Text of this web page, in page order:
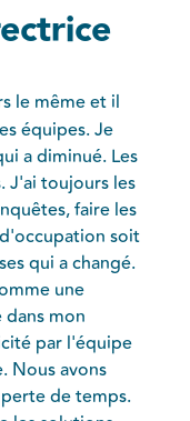
le même et il
équipes. Je
a diminué. Les
J'ai toujours les
faire les
soit
qui a changé.
une
mon
par l'équipe
Nous avons
de temps.